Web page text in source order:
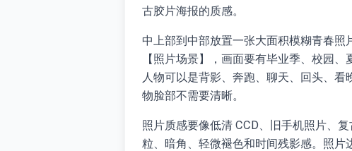
古胶片海报的质感。
中上部到中部放置一张大面积模糊青春
【照片场景】，画面要有毕业季、校园
人物可以是背影、奔跑、聊天、回头、
物脸部不需要清晰。
照片质感要像低清 CCD、旧手机照片、
粒、暗角、轻微褪色和时间残影感。照